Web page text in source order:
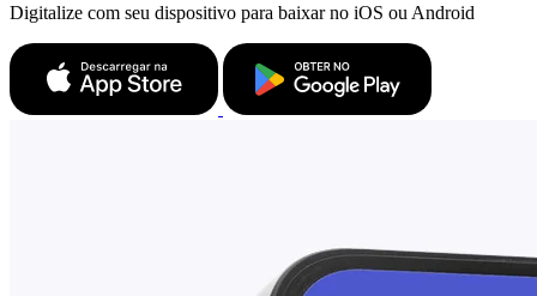
Digitalize com seu dispositivo para baixar no iOS ou Android